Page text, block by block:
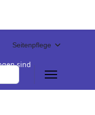
Seitenpflege
sind